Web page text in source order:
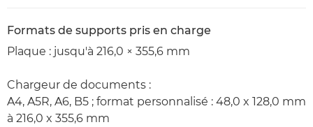
Formats de supports pris en charge
Plaque : jusqu'à 216,0 × 355,6 mm
Chargeur de documents :
A4, A5R, A6, B5 ; format personnalisé : 48,0 x 128,0 mm
à 216,0 x 355,6 mm